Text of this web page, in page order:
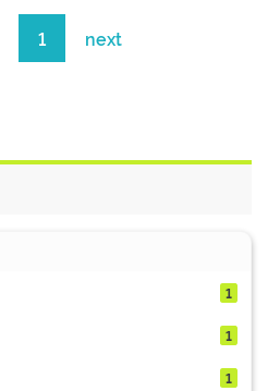
1 next
1
1
1